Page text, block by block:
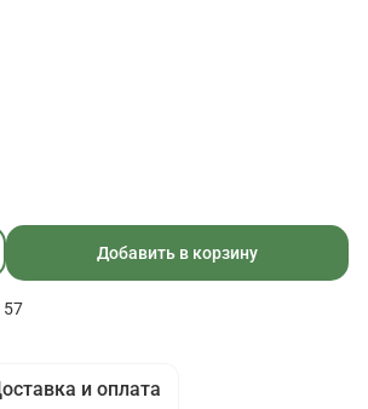
Добавить в корзину
57
и оплата